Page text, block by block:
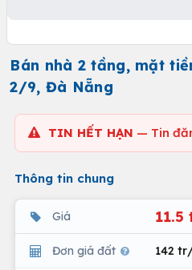
Bán nhà 2 tầng, mặt
2/9, Đà Nẵng
TIN HẾT HẠN — Tin
Thông tin chung
Giá 11.5
Đơn giá đất 142